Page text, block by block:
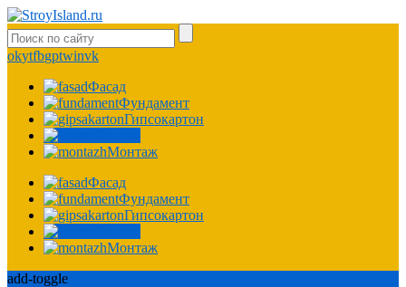
okytfbgptwinvk
Фасад
Фундамент
Гипсокартон
Монтаж
Фасад
Фундамент
Гипсокартон
Монтаж
add-toggle